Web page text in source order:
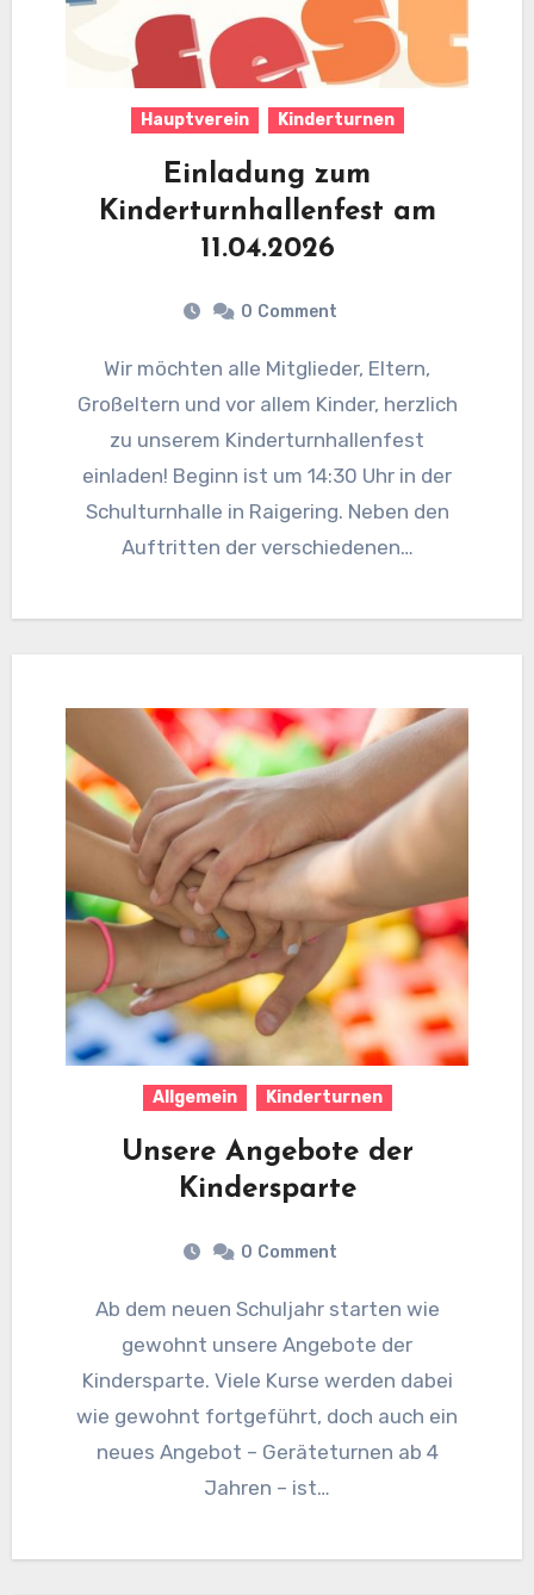
Hauptverein Kinderturnen
Einladung zum
Kinderturnhallenfest am
11.04.2026
0 Comment
Wir möchten alle Mitglieder, Eltern,
Großeltern und vor allem Kinder, herzlich
zu unserem Kinderturnhallenfest
einladen! Beginn ist um 14:30 Uhr in der
Schulturnhalle in Raigering. Neben den
Auftritten der verschiedenen…
Allgemein Kinderturnen
Unsere Angebote der
Kindersparte
0 Comment
Ab dem neuen Schuljahr starten wie
gewohnt unsere Angebote der
Kindersparte. Viele Kurse werden dabei
wie gewohnt fortgeführt, doch auch ein
neues Angebot – Geräteturnen ab 4
Jahren – ist…